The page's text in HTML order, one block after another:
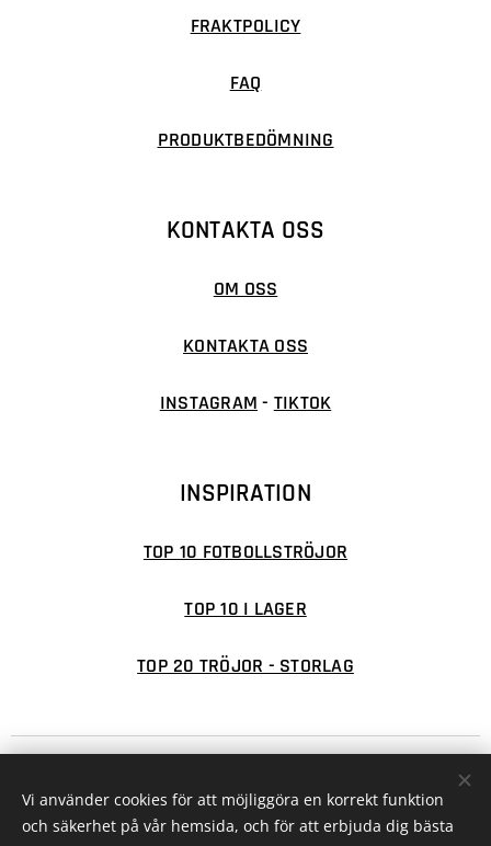
FRAKTPOLICY
FAQ
PRODUKTBEDÖMNING
KONTAKTA OSS
OM OSS
KONTAKTA OSS
INSTAGRAM - TIKTOK
INSPIRATION
TOP 10 FOTBOLLSTRÖJOR
TOP 10 I LAGER
TOP 20 TRÖJOR - STORLAG
Valutor
SEK kr
EUR €
Vi använder cookies för att möjliggöra en korrekt funktion
och säkerhet på vår hemsida, och för att erbjuda dig bästa